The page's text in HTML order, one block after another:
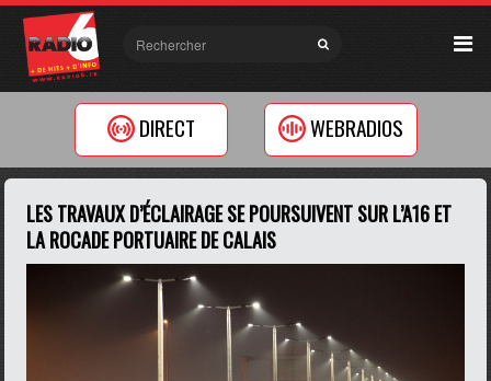
DIRECT WEBRADIOS
LES TRAVAUX D’ÉCLAIRAGE SE POURSUIVENT SUR L’A16 ET
LA ROCADE PORTUAIRE DE CALAIS